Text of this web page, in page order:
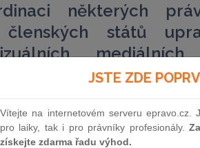
některých
států
mediálních
JSTE ZDE
Vítejte na internetovém serveru epravo.cz.
pro laiky, tak i pro právníky profesionály.
získejte zdarma řadu výhod.